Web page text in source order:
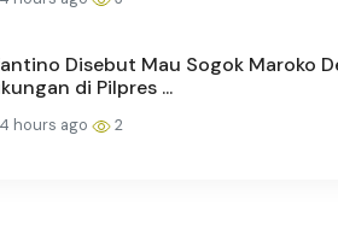
Disebut Mau Sogok Maroko
di Pilpres ...
4 hours ago 2